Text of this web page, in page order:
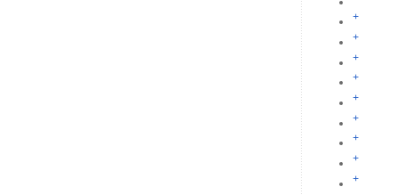
+
+
+
+
+
+
+
+
+